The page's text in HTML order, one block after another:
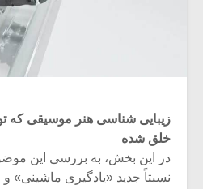
زیبایی شناسی هنر موسیقی
خلق شده
در این بخش، به بررسی این
نسبتاً جدید «یادگیری ماشینی»